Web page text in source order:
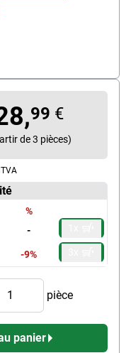
99 €
de 3 pièces)
%
-
-9%
pièce
panier